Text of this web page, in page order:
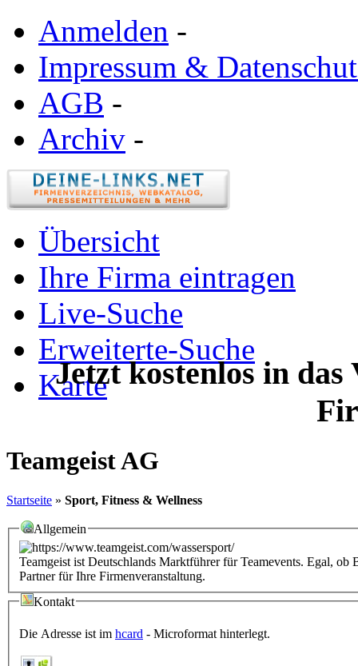
Anmelden -
Impressum &
AGB -
Archiv -
Übersicht
Ihre Firma eintragen
Live-Suche
Erweiterte-Suche
Karte
Jetzt kostenlos in
Teamgeist AG
Startseite » Sport, Fitness & Wellness
Allgemein
Teamgeist ist Deutschlands Marktführer für Teamevents. Egal,
Partner für Ihre Firmenveranstaltung.
Kontakt
Die Adresse ist im hcard - Microformat hinterlegt.